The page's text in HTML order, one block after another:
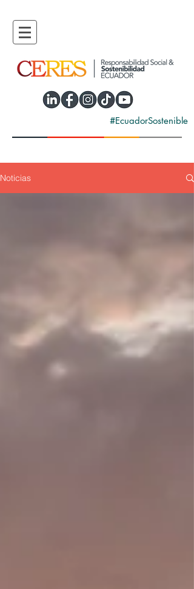
#EcuadorSostenible
Noticias